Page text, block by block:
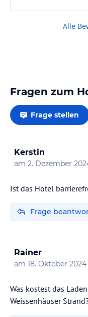
Alle
Fragen zum
Frage stellen
Kerstin
am 2. Dezember
Ist das Hotel
Frage
Rainer
am 18. Oktober 2024
Was kostest das
Weissenhäuser